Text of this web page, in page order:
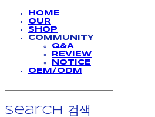
HOME
OUR
SHOP
COMMUNITY
Q&A
REVIEW
NOTICE
OEM/ODM
Search
검색